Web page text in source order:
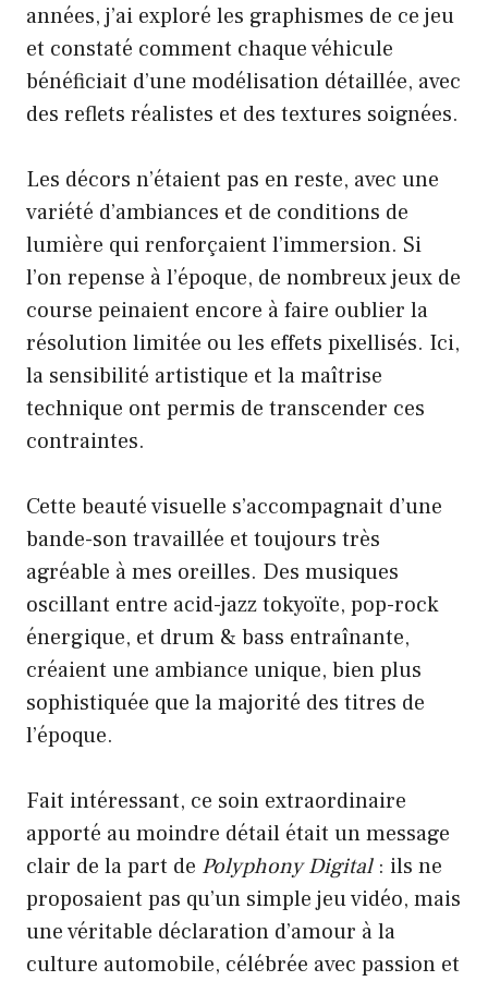
années, j’ai exploré les graphismes de ce jeu
et constaté comment chaque véhicule
bénéficiait d’une modélisation détaillée, avec
des reflets réalistes et des textures soignées.
Les décors n’étaient pas en reste, avec une
variété d’ambiances et de conditions de
lumière qui renforçaient l’immersion. Si
l’on repense à l’époque, de nombreux jeux de
course peinaient encore à faire oublier la
résolution limitée ou les effets pixellisés. Ici,
la sensibilité artistique et la maîtrise
technique ont permis de transcender ces
contraintes.
Cette beauté visuelle s’accompagnait d’une
bande-son travaillée et toujours très
agréable à mes oreilles. Des musiques
oscillant entre acid-jazz tokyoïte, pop-rock
énergique, et drum & bass entraînante,
créaient une ambiance unique, bien plus
sophistiquée que la majorité des titres de
l’époque.
Fait intéressant, ce soin extraordinaire
apporté au moindre détail était un message
clair de la part de Polyphony Digital: ils ne
proposaient pas qu’un simple jeu vidéo, mais
une véritable déclaration d’amour à la
culture automobile, célébrée avec passion et